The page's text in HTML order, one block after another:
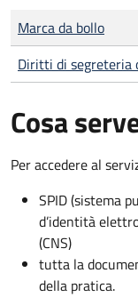
Tipo di pagamento
Importo
Marca da bollo
Diritti di
Cosa
Per accedere al
SPID (sistema
d’identità
(CNS)
tutta la
della pratica.